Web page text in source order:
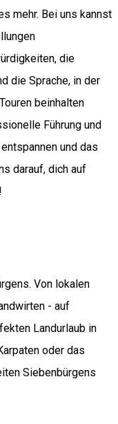
mehr. Bei uns kannst
die
die Sprache, in der
beinhalten
Führung und
und das
darauf, dich auf
Von lokalen
- auf
Landurlaub in
oder das
Siebenbürgens